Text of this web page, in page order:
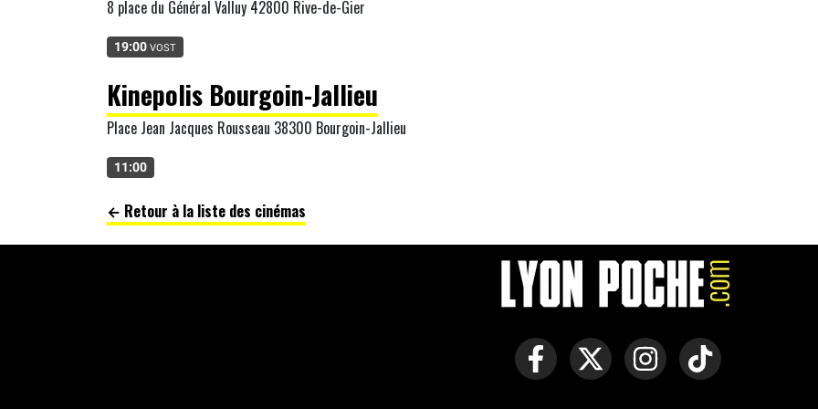
8 place du Général Valluy 42800 Rive-de-Gier
19:00 VOST
Kinepolis Bourgoin-Jallieu
Place Jean Jacques Rousseau 38300 Bourgoin-Jallieu
11:00
← Retour à la liste des cinémas